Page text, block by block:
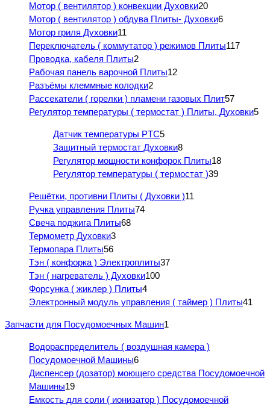
Мотор ( вентилятор ) конвекции Духовки20
Мотор ( вентилятор ) обдува Плиты- Духовки6
Мотор гриля Духовки11
Переключатель ( коммутатор ) режимов Плиты117
Проводка, кабеля Плиты2
Рабочая панель варочной Плиты12
Разъёмы клеммные колодки2
Рассекатели ( горелки ) пламени газовых Плит57
Регулятор температуры ( термостат ) Плиты, Духовки5
Датчик температуры PTC5
Защитный термостат Духовки8
Регулятор мощности конфорок Плиты18
Регулятор температуры ( термостат )39
Решётки, противни Плиты ( Духовки )11
Ручка управления Плиты74
Свеча поджига Плиты68
Термометр Духовки3
Термопара Плиты56
Тэн ( конфорка ) Электроплиты37
Тэн ( нагреватель ) Духовки100
Форсунка ( жиклер ) Плиты4
Электронный модуль управления ( таймер ) Плиты41
Запчасти для Посудомоечных Машин1
Водораспределитель ( воздушная камера )
Посудомоечной Машины6
Диспенсер (дозатор) моющего средства Посудомоечной
Машины19
Емкость для соли ( ионизатор ) Посудомоечной